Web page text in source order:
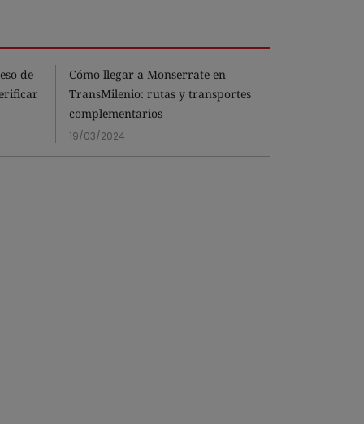
de
Cómo llegar a Monserrate en
TransMilenio: rutas y transportes
complementarios
19/03/2024